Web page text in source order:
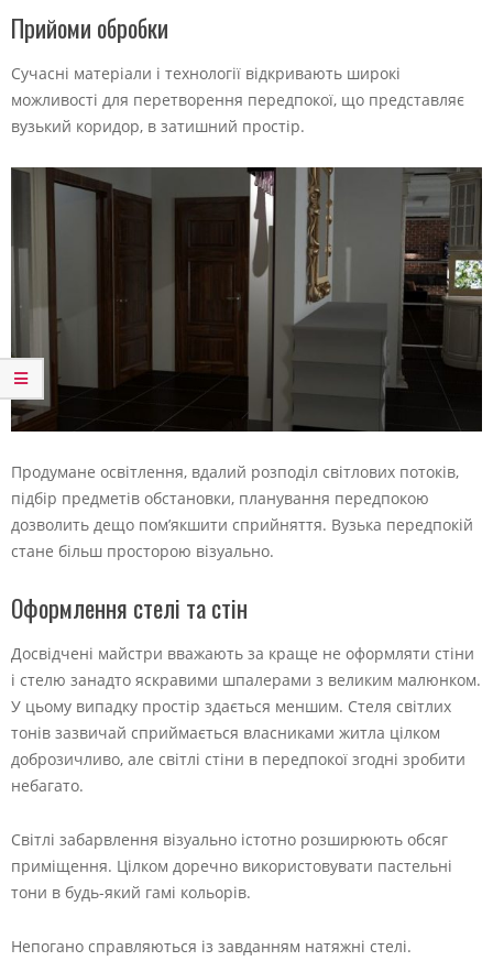
Прийоми обробки
Сучасні матеріали і технології відкривають широкі
можливості для перетворення передпокої, що представляє
вузький коридор, в затишний простір.
Продумане освітлення, вдалий розподіл світлових потоків,
підбір предметів обстановки, планування передпокою
дозволить дещо пом’якшити сприйняття. Вузька передпокій
стане більш просторою візуально.
Оформлення стелі та стін
Досвідчені майстри вважають за краще не оформляти стіни
і стелю занадто яскравими шпалерами з великим малюнком.
У цьому випадку простір здається меншим. Стеля світлих
тонів зазвичай сприймається власниками житла цілком
доброзичливо, але світлі стіни в передпокої згодні зробити
небагато.
Світлі забарвлення візуально істотно розширюють обсяг
приміщення. Цілком доречно використовувати пастельні
тони в будь-який гамі кольорів.
Непогано справляються із завданням натяжні стелі.